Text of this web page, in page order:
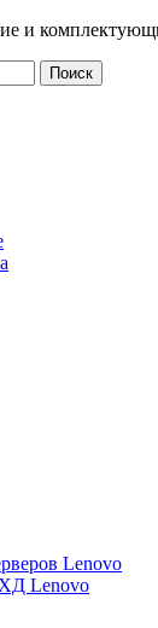
и
Lenovo
Lenovo